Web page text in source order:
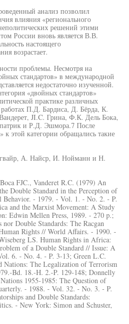
анализ позволил
влияния «регионального
решений этими
России вновь является В.В.
настоящего
возрастает.
проблемы. Несмотря на
стандартов» в международной
недостаточно изученной.
«двойных стандартов»
практике различных
работах П.Д. Бардиса, Д. Бёрда, К.
JI.C. Грина, Ф.К. Дель Бока,
и Р.Д. Эшмора.7 После
этой категории обращались такие
А. Найср, И. Нойманн и Н.
FJC., Vanderet R.C. (1979) An
Double Standard in the Perception of
- 1979. - Vol. 1. - No. 2. - P.
and the Marxist Movement: A Study
Edwin Mellen Press, 1989. - 270 p.;
Double Standards: The Racgan
Rights // World Affairs. - 1990. -
LS. Human Rights in Africa:
of a Double Standard // Issue: A
6. - No. 4. - P. 3-13; Green L.C.
Nations: The Legalization of Terrorism
Bd. 18.-H. 2.-P. 129-148; Donnelly
1955-1985: The Question of
- 1988. - Vol. 32. - No. 3. - P.
and Double Standards:
- New York: Simon and Schuster,